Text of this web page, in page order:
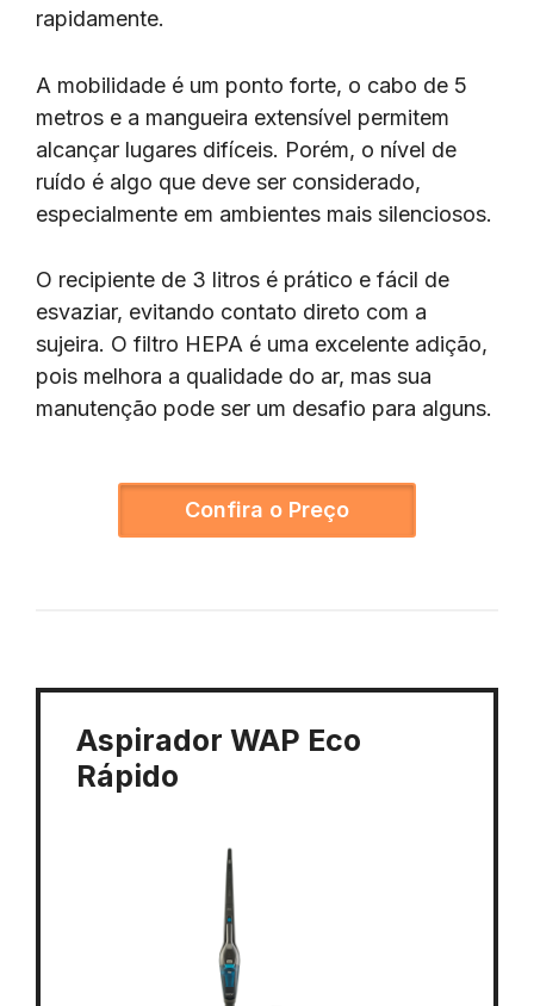
rapidamente.
A mobilidade é um ponto forte, o cabo de 5
metros e a mangueira extensível permitem
alcançar lugares difíceis. Porém, o nível de
ruído é algo que deve ser considerado,
especialmente em ambientes mais silenciosos.
O recipiente de 3 litros é prático e fácil de
esvaziar, evitando contato direto com a
sujeira. O filtro HEPA é uma excelente adição,
pois melhora a qualidade do ar, mas sua
manutenção pode ser um desafio para alguns.
Confira o Preço
Aspirador WAP Eco
Rápido